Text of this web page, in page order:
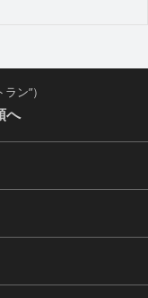
ン”）
へ